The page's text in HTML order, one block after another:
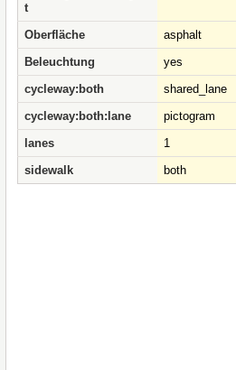
t
Oberfläche
asphalt
Beleuchtung
yes
cycleway:both
shared_lane
cycleway:both:lane
pictogram
lanes
1
sidewalk
both